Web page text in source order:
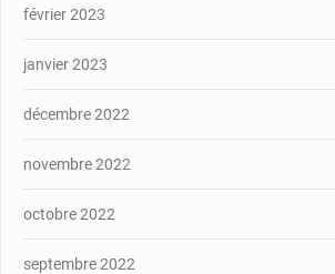
février 2023
janvier 2023
décembre 2022
novembre 2022
octobre 2022
septembre 2022